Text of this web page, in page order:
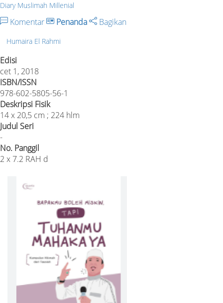
Diary Muslimah Millenial
Komentar Penanda Bagikan
Humaira El Rahmi
Edisi
cet 1, 2018
ISBN/ISSN
978-602-5805-56-1
Deskripsi Fisik
14 x 20,5 cm ; 224 hlm
Judul Seri
-
No. Panggil
2 x 7.2 RAH d